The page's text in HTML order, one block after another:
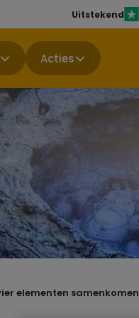
Uitstekend
Acties
elementen samenkomen